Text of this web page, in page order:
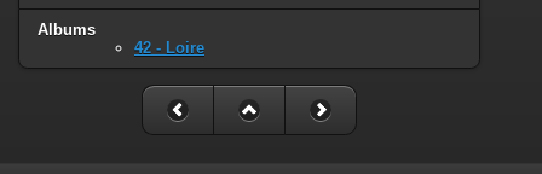
Albums
42 - Loire